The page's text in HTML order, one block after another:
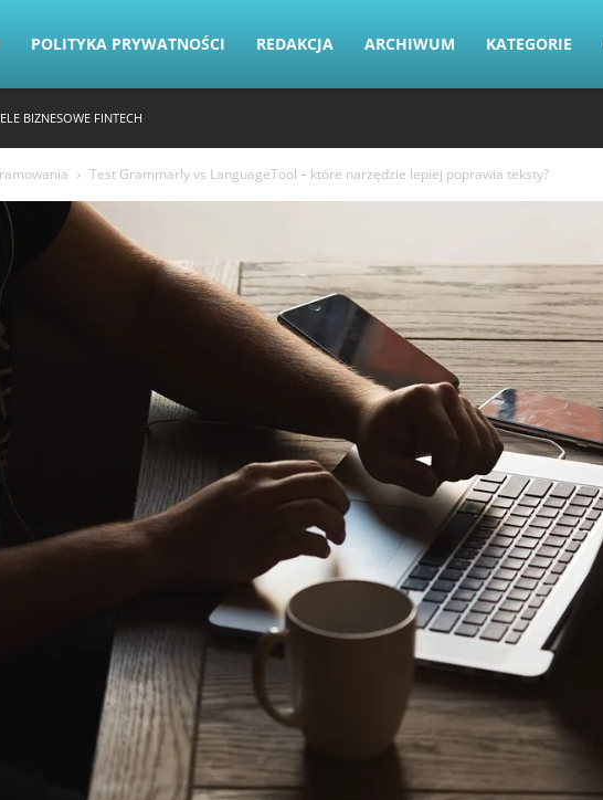
POLITYKA PRYWATNOŚCI REDAKCJA ARCHIWUM KATEGORIE
BIZNESOWE FINTECH
Test Grammarly vs LanguageTool – które narzędzie lepiej poprawia teksty?